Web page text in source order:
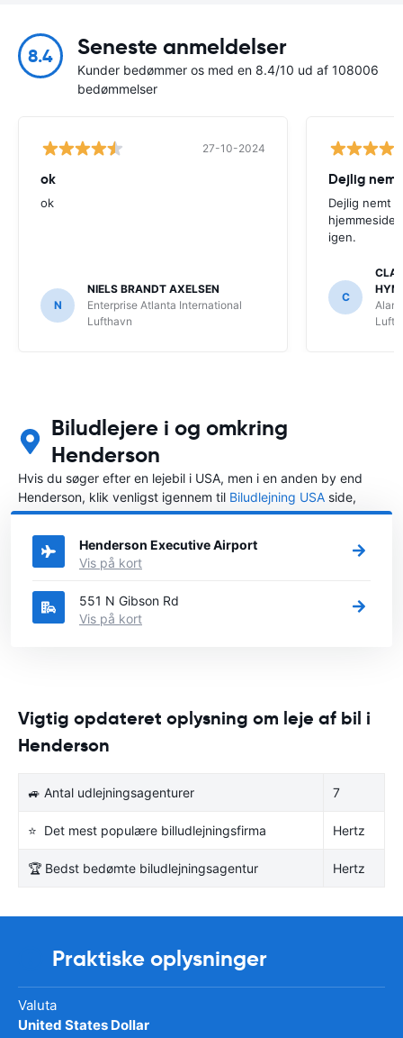
8.4 Seneste anmeldelser
Kunder bedømmer os med en 8.4/10 ud af 108006
bedømmelser
27-10-2024
ok
ok
N
NIELS BRANDT AXELSEN
Enterprise Atlanta International
Lufthavn
Dejlig
Dejlig nemt
igen.
C
Biludlejere i og omkring
Henderson
Hvis du søger efter en lejebil i USA, men i en anden by end
Henderson, klik venligst igennem til Biludlejning USA side,
hvor du kan vælge, i hvilken by i USA du ønsker at leje en bil.
Henderson Executive Airport
Vis på kort
551 N Gibson Rd
Vis på kort
Vigtig opdateret oplysning om leje af bil i
Henderson
🚙 Antal udlejningsagenturer 7
⭐ Det mest populære billudlejningsfirma Hertz
🏆 Bedst bedømte biludlejningsagentur Hertz
Praktiske oplysninger
Valuta
United States Dollar